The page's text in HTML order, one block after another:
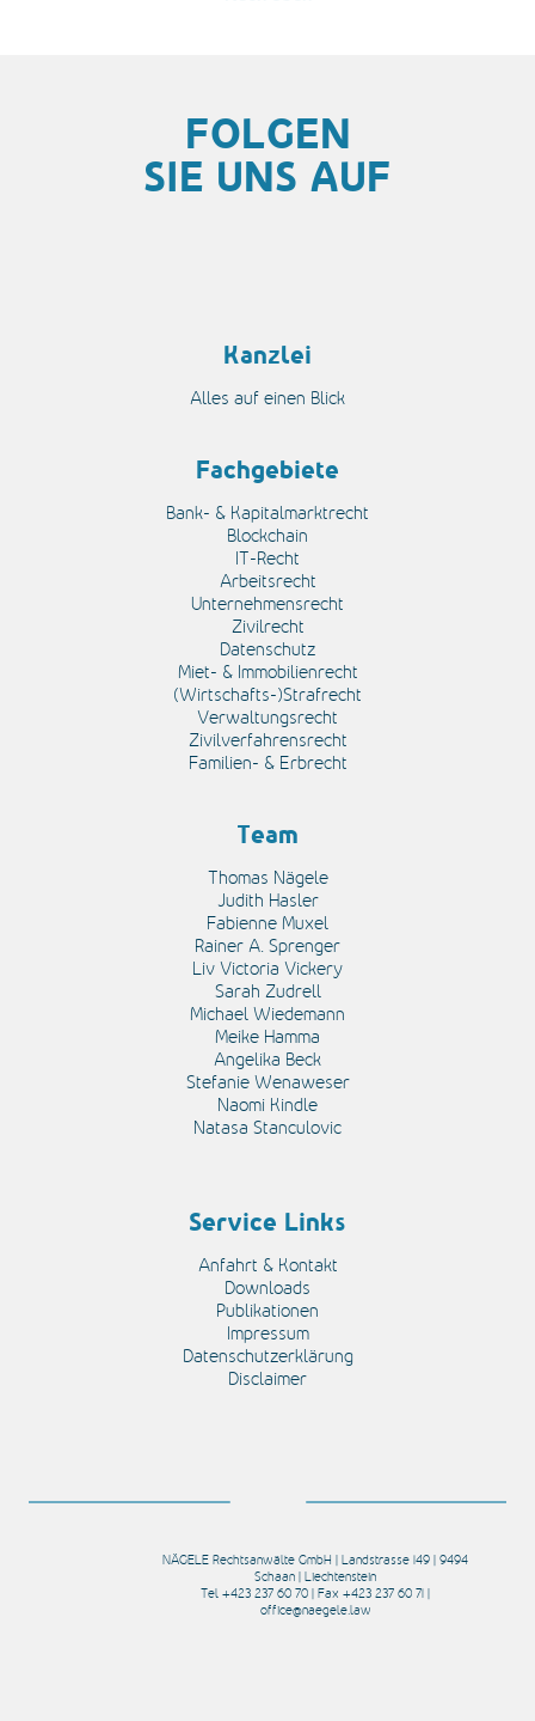
FOLGEN
SIE UNS AUF
Kanzlei
Alles auf einen Blick
Fachgebiete
Bank- & Kapitalmarktrecht
Blockchain
IT-Recht
Arbeitsrecht
Unternehmensrecht
Zivilrecht
Datenschutz
Miet- & Immobilienrecht
(Wirtschafts-)Strafrecht
Verwaltungsrecht
Zivilverfahrensrecht
Familien- & Erbrecht
Team
Thomas Nägele
Judith Hasler
Fabienne Muxel
Rainer A. Sprenger
Liv Victoria Vickery
Sarah Zudrell
Michael Wiedemann
Meike Hamma
Angelika Beck
Stefanie Wenaweser
Naomi Kindle
Natasa Stanculovic
Service Links
Anfahrt & Kontakt
Downloads
Publikationen
Impressum
Datenschutzerklärung
Disclaimer
NÄGELE Rechtsanwälte GmbH | Landstrasse 149 | 9494
Schaan | Liechtenstein
Tel +423 237 60 70 | Fax +423 237 60 71 |
office@naegele.law